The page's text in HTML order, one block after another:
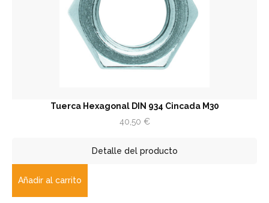
Tuerca Hexagonal DIN 934 Cincada M30
40,50 €
Detalle del producto
Añadir al carrito